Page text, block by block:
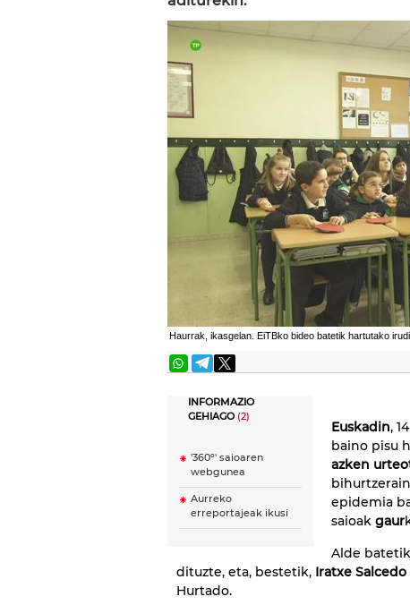
Haurrak, ikasgelan. EiTBko bideo batetik hartutako
INFORMAZIO
GEHIAGO(2)
'360º' saioaren
webgunea
Aurreko
erreportajeak ikusi
Euskadin,
baino pisu
azken
epidemia
saioak gaur
Alde
dituzte, eta, bestetik, Iratxe
Hurtado.